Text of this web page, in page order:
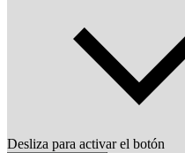
Desliza para activar el botón